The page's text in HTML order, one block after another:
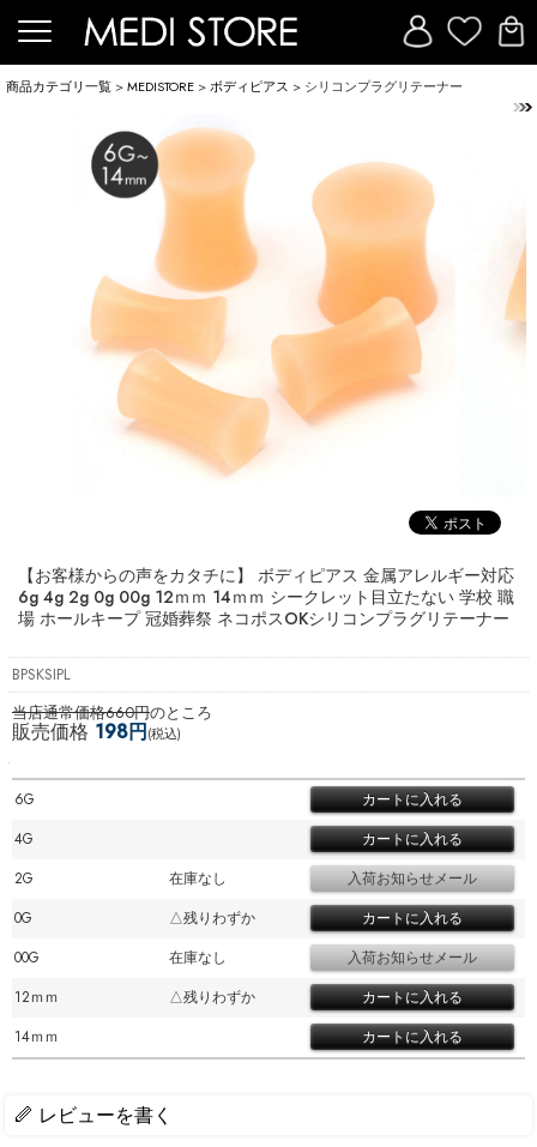
商品カテゴリ一覧 >MEDISTORE >ボディピアス > シリコンプラグリテーナー
【お客様からの声をカタチに】 ボディピアス 金属アレルギー対応
6g 4g 2g 0g 00g 12ｍｍ 14ｍｍ シークレット目立たない 学校 職
場 ホールキープ 冠婚葬祭 ネコポスOKシリコンプラグリテーナー
BPSKSIPL
当店通常価格660円のところ
販売価格 198円(税込)
6G
4G
2G
在庫なし
0G
△残りわずか
00G
在庫なし
12ｍｍ
△残りわずか
14ｍｍ
レビューを書く